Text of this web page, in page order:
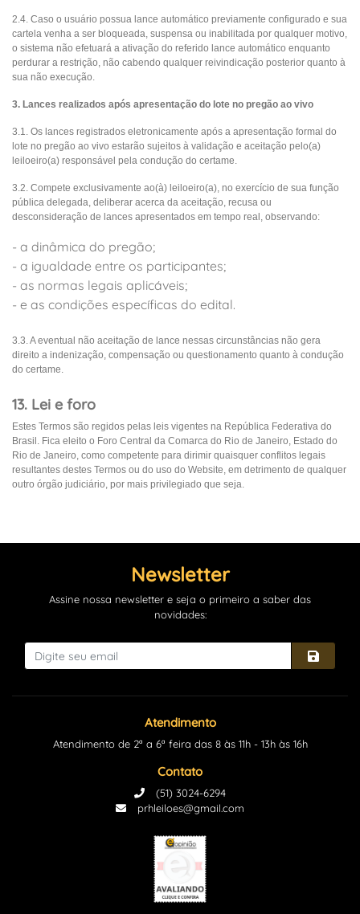
2.4. Caso o usuário possua lance automático previamente configurado e sua
cartela venha a ser bloqueada, suspensa ou inabilitada por qualquer motivo,
o sistema não efetuará a ativação do referido lance automático enquanto
perdurar a restrição, não cabendo qualquer reivindicação posterior quanto à
sua não execução.
3. Lances realizados após apresentação do lote no pregão ao vivo
3.1. Os lances registrados eletronicamente após a apresentação formal do
lote no pregão ao vivo estarão sujeitos à validação e aceitação pelo(a)
leiloeiro(a) responsável pela condução do certame.
3.2. Compete exclusivamente ao(à) leiloeiro(a), no exercício de sua função
pública delegada, deliberar acerca da aceitação, recusa ou
desconsideração de lances apresentados em tempo real, observando:
- a dinâmica do pregão;
- a igualdade entre os participantes;
- as normas legais aplicáveis;
- e as condições específicas do edital.
3.3. A eventual não aceitação de lance nessas circunstâncias não gera
direito a indenização, compensação ou questionamento quanto à condução
do certame.
13. Lei e foro
Estes Termos são regidos pelas leis vigentes na República Federativa do
Brasil. Fica eleito o Foro Central da Comarca do Rio de Janeiro, Estado do
Rio de Janeiro, como competente para dirimir quaisquer conflitos legais
resultantes destes Termos ou do uso do Website, em detrimento de qualquer
outro órgão judiciário, por mais privilegiado que seja.
Newsletter
Assine nossa newsletter e seja o primeiro a saber das
novidades:
Atendimento
Atendimento de 2ª a 6ª feira das 8 às 11h - 13h às 16h
Contato
(51) 3024-6294
prhleiloes@gmail.com